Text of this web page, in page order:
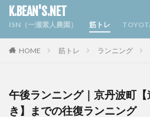
K.BEAN'S.NET
ISN（一瀬素人農園） 筋トレ
HOME 筋トレ ランニング
午後ランニング｜京丹波町
き】までの往復ランニング